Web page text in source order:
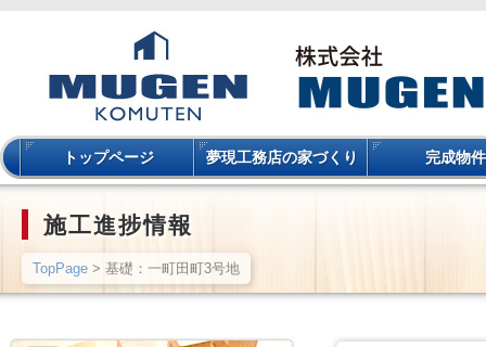
トップページ 夢現工務店の家づくり 完成物件
施工進捗情報
TopPage > 基礎：一町田町3号地